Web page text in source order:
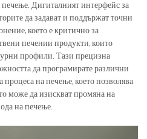
Дигиталният интерфейс за
да задават и поддържат точни
което е критично за
печении продукти, които
профили. Тази прецизна
да програмирате различни
на печење, което позволява
може да изискват промяна на
на печење.